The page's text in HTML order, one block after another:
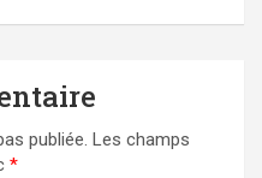
publiée. Les champs
*